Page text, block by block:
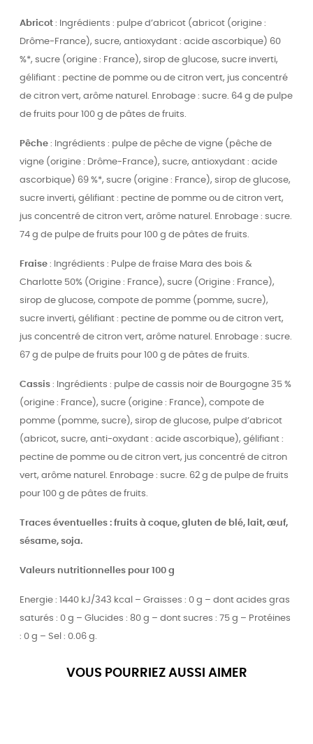
Abricot : Ingrédients : pulpe d’abricot (abricot (origine :
Drôme-France), sucre, antioxydant : acide ascorbique) 60
%*, sucre (origine : France), sirop de glucose, sucre inverti,
gélifiant : pectine de pomme ou de citron vert, jus concentré
de citron vert, arôme naturel. Enrobage : sucre. 64 g de pulpe
de fruits pour 100 g de pâtes de fruits.
Pêche : Ingrédients : pulpe de pêche de vigne (pêche de
vigne (origine : Drôme-France), sucre, antioxydant : acide
ascorbique) 69 %*, sucre (origine : France), sirop de glucose,
sucre inverti, gélifiant : pectine de pomme ou de citron vert,
jus concentré de citron vert, arôme naturel. Enrobage : sucre.
74 g de pulpe de fruits pour 100 g de pâtes de fruits.
Fraise : Ingrédients : Pulpe de fraise Mara des bois &
Charlotte 50% (Origine : France), sucre (Origine : France),
sirop de glucose, compote de pomme (pomme, sucre),
sucre inverti, gélifiant : pectine de pomme ou de citron vert,
jus concentré de citron vert, arôme naturel. Enrobage : sucre.
67 g de pulpe de fruits pour 100 g de pâtes de fruits.
Cassis : Ingrédients : pulpe de cassis noir de Bourgogne 35 %
(origine : France), sucre (origine : France), compote de
pomme (pomme, sucre), sirop de glucose, pulpe d’abricot
(abricot, sucre, anti-oxydant : acide ascorbique), gélifiant :
pectine de pomme ou de citron vert, jus concentré de citron
vert, arôme naturel. Enrobage : sucre. 62 g de pulpe de fruits
pour 100 g de pâtes de fruits.
Traces éventuelles : fruits à coque, gluten de blé, lait, œuf,
sésame, soja.
Valeurs nutritionnelles pour 100 g
Energie : 1440 kJ/343 kcal – Graisses : 0 g – dont acides gras
saturés : 0 g – Glucides : 80 g – dont sucres : 75 g – Protéines
: 0 g – Sel : 0.06 g.
VOUS POURRIEZ AUSSI AIMER